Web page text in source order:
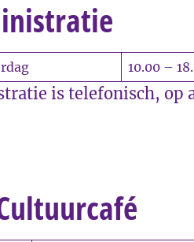
10.00 –
is telefonisch, op